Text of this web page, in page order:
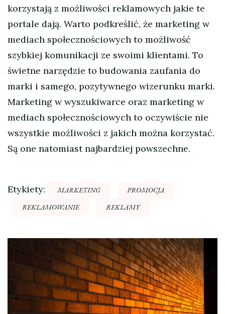
korzystają z możliwości reklamowych jakie te
portale dają. Warto podkreślić, że marketing w
mediach społecznościowych to możliwość
szybkiej komunikacji ze swoimi klientami. To
świetne narzędzie to budowania zaufania do
marki i samego, pozytywnego wizerunku marki.
Marketing w wyszukiwarce oraz marketing w
mediach społecznościowych to oczywiście nie
wszystkie możliwości z jakich można korzystać.
Są one natomiast najbardziej powszechne.
Etykiety: MARKETING
PROMOCJA
REKLAMOWANIE
REKLAMY
Nawigacja
wpisu